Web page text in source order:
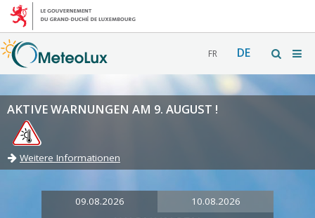
FR DE
AKTIVE WARNUNGEN AM 9. AUGUST !
Weitere Informationen
09.08.2026 10.08.2026